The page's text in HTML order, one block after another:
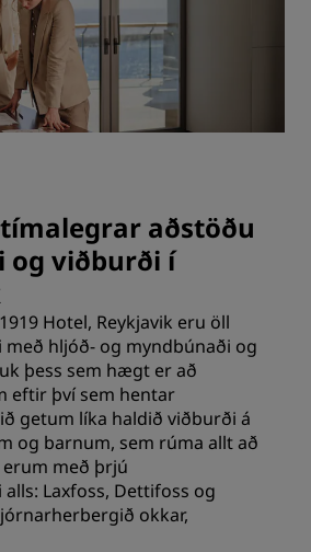
aðstöðu
viðburði í
Hotel, Reykjavik eru öll
hljóð- og myndbúnaði og
þess sem hægt er að
eftir því sem hentar
getum líka haldið viðburði á
og barnum, sem rúma allt að
erum með þrjú
Laxfoss, Dettifoss og
okkar,